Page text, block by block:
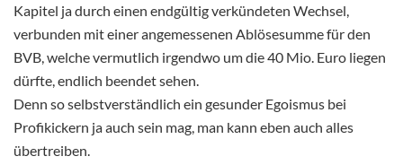
Kapitel ja durch einen endgültig verkündeten Wechsel,
verbunden mit einer angemessenen Ablösesumme für den
BVB, welche vermutlich irgendwo um die 40 Mio. Euro liegen
dürfte, endlich beendet sehen.
Denn so selbstverständlich ein gesunder Egoismus bei
Profikickern ja auch sein mag, man kann eben auch alles
übertreiben.